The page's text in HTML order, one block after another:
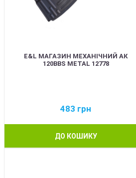
E&L МАГАЗИН МЕХАНІЧНИЙ АК
120BBS METAL 12778
483 грн
ДО КОШИКУ